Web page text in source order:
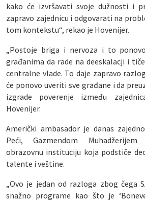
kako će izvršavati svoje dužnosti i
zapravo zajednicu i odgovarati na
tom kontekstu“, rekao je Hovenijer.
„Postoje briga i nervoza i to
građanima da rade na deeskalacji i
centralne vlade. To daje zapravo
će ponovo uveriti sve građane i da
izgrade poverenje između
Hovenijer.
Američki ambasador je danas
Peći, Gazmendom
obrazovnu instituciju koja podstiče
talente i veštine.
„Ovo je jedan od razloga zbog čega
snažno programe kao što je